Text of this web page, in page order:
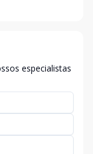
especialistas